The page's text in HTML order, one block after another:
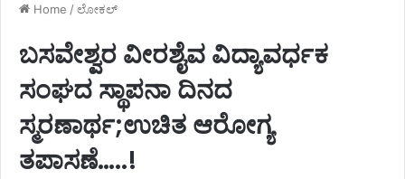
Home /ಲೋಕಲ್
ಬಸವೇಶ್ವರ ವೀರಶೈವ ವಿದ್ಯಾವರ್ಧಕ
ಸಂಘದ ಸ್ಥಾಪನಾ ದಿನದ
ಸ್ಮರಣಾರ್ಥ;ಉಚಿತ ಆರೋಗ್ಯ
ತಪಾಸಣೆ…..!